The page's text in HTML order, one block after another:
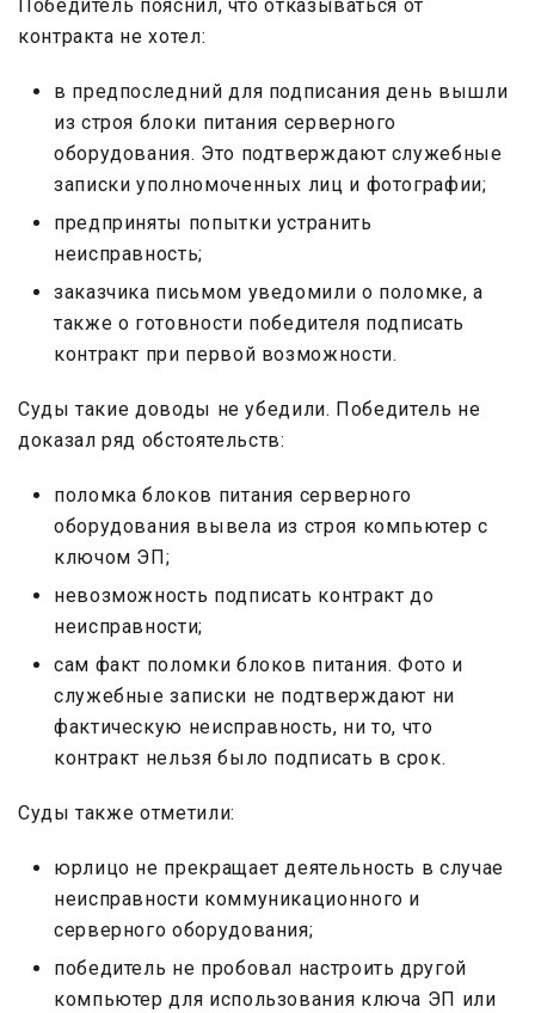
Победитель пояснил, что отказываться от
контракта не хотел:
в предпоследний для подписания день вышли
из строя блоки питания серверного
оборудования. Это подтверждают служебные
записки уполномоченных лиц и фотографии;
предприняты попытки устранить
неисправность;
заказчика письмом уведомили о поломке, а
также о готовности победителя подписать
контракт при первой возможности.
Суды такие доводы не убедили. Победитель не
доказал ряд обстоятельств:
поломка блоков питания серверного
оборудования вывела из строя компьютер с
ключом ЭП;
невозможность подписать контракт до
неисправности;
сам факт поломки блоков питания. Фото и
служебные записки не подтверждают ни
фактическую неисправность, ни то, что
контракт нельзя было подписать в срок.
Суды также отметили:
юрлицо не прекращает деятельность в случае
неисправности коммуникационного и
серверного оборудования;
победитель не пробовал настроить другой
компьютер для использования ключа ЭП или